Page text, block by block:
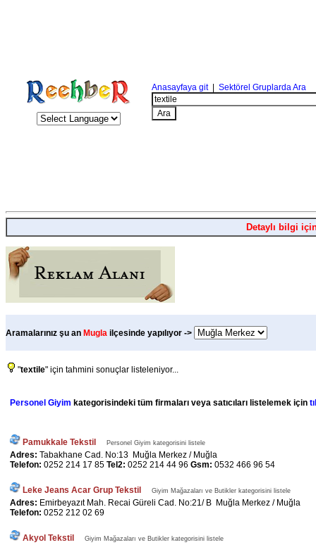
Anasayfaya git| Sektörel Gruplarda Ara
Detaylı bilgi
Aramalarınız şu an Mugla ilçesinde yapılıyor ->
"textile" için tahmini sonuçlar listeleniyor...
Personel Giyim kategorisindeki tüm firmaları veya satıcıları listelemek için
Pamukkale Tekstil Personel Giyim kategorisini listele
Adres: Tabakhane Cad. No:13 Muğla Merkez / Muğla
Telefon: 0252 214 17 85 Tel2: 0252 214 44 96 Gsm: 0532 466 96 54
Leke Jeans Acar Grup Tekstil Giyim Mağazaları ve Butikler kategorisini listele
Adres: Emirbeyazıt Mah. Recai Güreli Cad. No:21/ B Muğla Merkez / Muğla
Telefon: 0252 212 02 69
Akyol Tekstil Giyim Mağazaları ve Butikler kategorisini listele